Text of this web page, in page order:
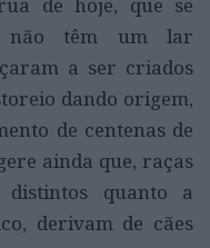
não têm um lar
a ser criados
dando origem,
de centenas de
ainda que, raças
distintos quanto a
derivam de cães